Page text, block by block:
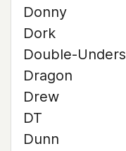
Donny
Dork
Double-Unders
Dragon
Drew
DT
Dunn